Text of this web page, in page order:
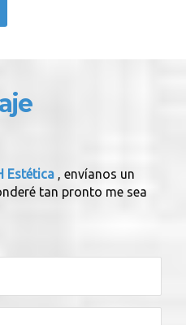
Estética , envíanos un
tan pronto me sea